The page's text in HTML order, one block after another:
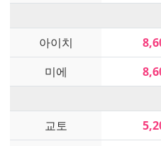
아이치
미에
교토